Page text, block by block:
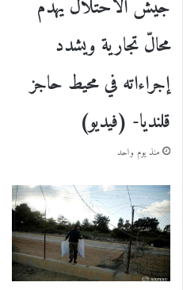
جيش الاحتلال يهدم
محالّ تجارية ويشدد
إجراءاته في محيط حاجز
قلنديا- (فيديو)
منذ يوم واحد